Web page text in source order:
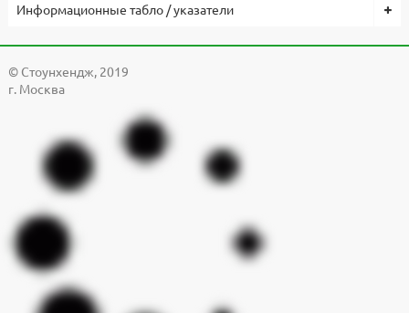
Информационные табло / указатели
© Cтоунхендж, 2019
г. Москва